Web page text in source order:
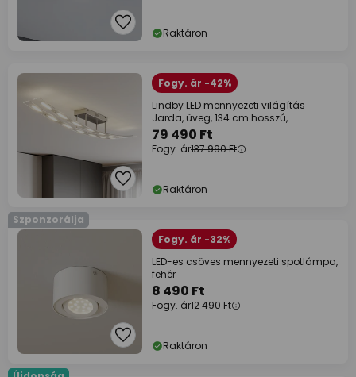
Raktáron
Fogy. ár -42%
Lindby LED mennyezeti világítás
Jarda, üveg, 134 cm hosszú,
dimmelhető
79 490 Ft
Fogy. ár137 990 Ft
Raktáron
Szponzorálja
Fogy. ár -32%
LED-es csöves mennyezeti spotlámpa,
fehér
8 490 Ft
Fogy. ár12 490 Ft
Raktáron